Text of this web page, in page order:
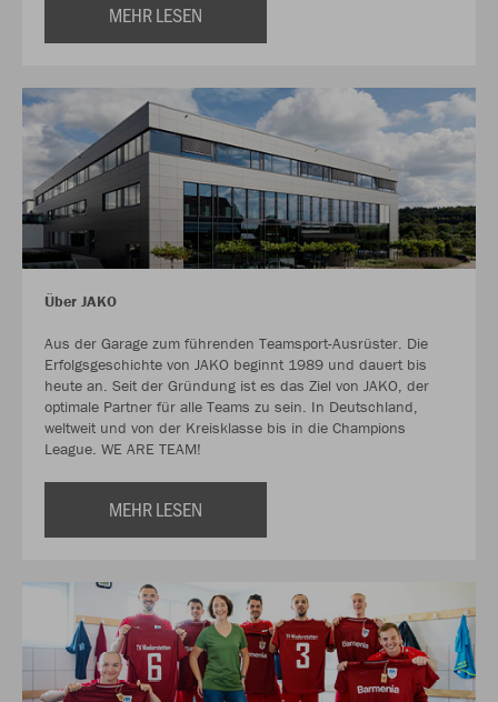
MEHR LESEN
Über JAKO
Aus der Garage zum führenden Teamsport-Ausrüster. Die
Erfolgsgeschichte von JAKO beginnt 1989 und dauert bis
heute an. Seit der Gründung ist es das Ziel von JAKO, der
optimale Partner für alle Teams zu sein. In Deutschland,
weltweit und von der Kreisklasse bis in die Champions
League. WE ARE TEAM!
MEHR LESEN